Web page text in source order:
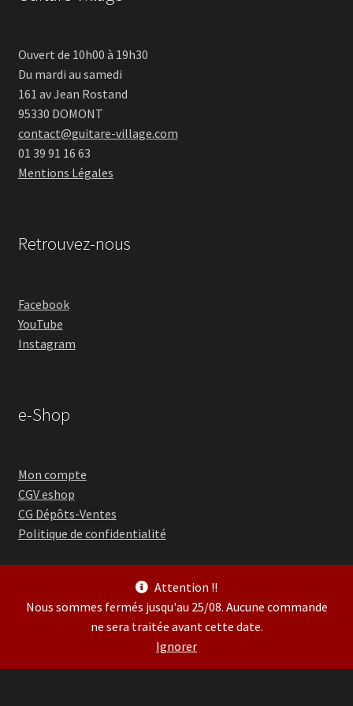
Attention !!
Nous sommes fermés jusqu'au 25/08. Aucune commande
ne sera traitée avant cette date.
Ignorer
Ouvert de 10h00 à 19h30
Du mardi au samedi
161 av Jean Rostand
95330 DOMONT
contact@guitare-village.com
01 39 91 16 63
Mentions Légales
Retrouvez-nous
Facebook
YouTube
Instagram
e-Shop
Mon compte
CGV eshop
CG Dépôts-Ventes
Politique de confidentialité
© Guitare Village 2026